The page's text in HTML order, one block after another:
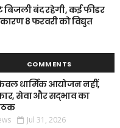
बिजली बंद रहेगी, कई फीडर
8 फरवरी को विद्युत
COMMENTS
धार्मिक आयोजन नहीं,
सेवा और सद्भाव का
Jul 31, 2026